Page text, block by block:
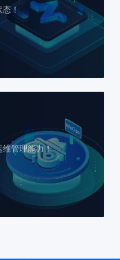
态！
维管理能力！